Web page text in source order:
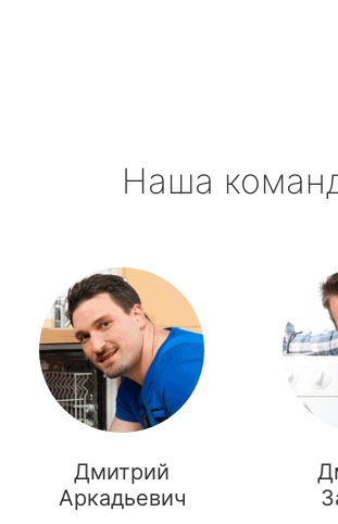
Наша
Дмитрий
Аркадьевич